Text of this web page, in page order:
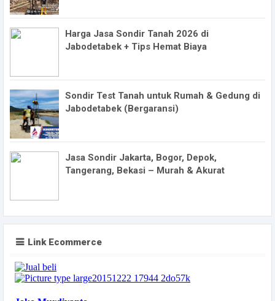
Harga Jasa Sondir Tanah 2026 di
Jabodetabek + Tips Hemat Biaya
Sondir Test Tanah untuk Rumah & Gedung di
Jabodetabek (Bergaransi)
Jasa Sondir Jakarta, Bogor, Depok,
Tangerang, Bekasi – Murah & Akurat
Link Ecommerce